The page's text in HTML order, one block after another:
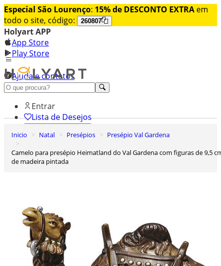
Especial São Lourenço: 15% de DESCONTO EXTRA em
todo o site, código:
260807
Holyart APP
App Store
Play Store
Ajuda e contatos
Conheça premium
Entrar
Lista de Desejos
Inicio Natal Presépios
Presépio Val Gardena
Camelo para presépio Heimatland do Val Gardena com figuras de 9,5 cm
de madeira pintada